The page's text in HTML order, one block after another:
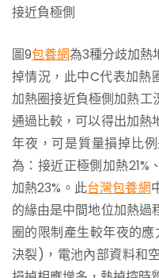
接近負極側
圖9包養網為3種分歧加熱
掉情況，此中C代表加熱
加熱圈接近負極側加熱工
通過比較，可以得出加熱
年夜，可是質量損掉比
為：接近正極側加熱21%
加熱23%。此台灣包養網
的緣由是中間地位加熱過
圈的限制產生較年夜的
決裂)，電池內部資料和